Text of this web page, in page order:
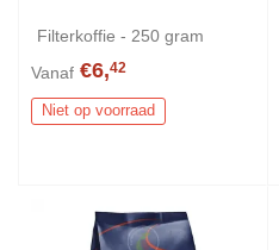
Filterkoffie - 250 gram
Vanaf €6,42
Niet op voorraad